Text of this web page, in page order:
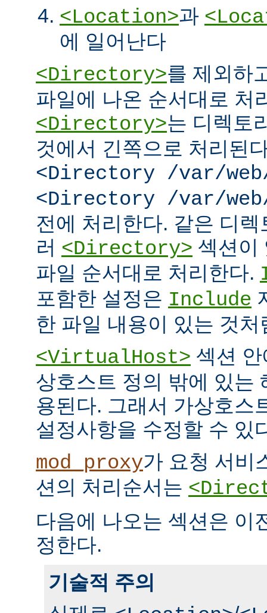
<Location>과
에 일어난다
<Directory>를 제외하
파일에 나온 순서대로 처
<Directory>는 디렉토
것에서 긴쪽으로 처리된
<Directory /var/
<Directory /var/
전에 처리한다. 같은 디
러 <Directory> 섹션이
파일 순서대로 처리한다.
포함한 설정은 Include
한 파일 내용이 있는 것처
<VirtualHost> 섹션
상호스트 정의 밖에 있는
용된다. 그래서 가상호스
설정사항을 수정할 수 있
mod_proxy가 요청 서비
션의 처리순서는
다음에 나오는 섹션은 이
정한다.
기술적 주의